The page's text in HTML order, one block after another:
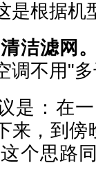
是根据机
洁滤网
调不用"
是：在
来，到
个思路